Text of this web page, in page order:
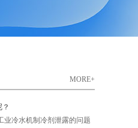
MORE+
业冷水机制冷剂泄露的问题